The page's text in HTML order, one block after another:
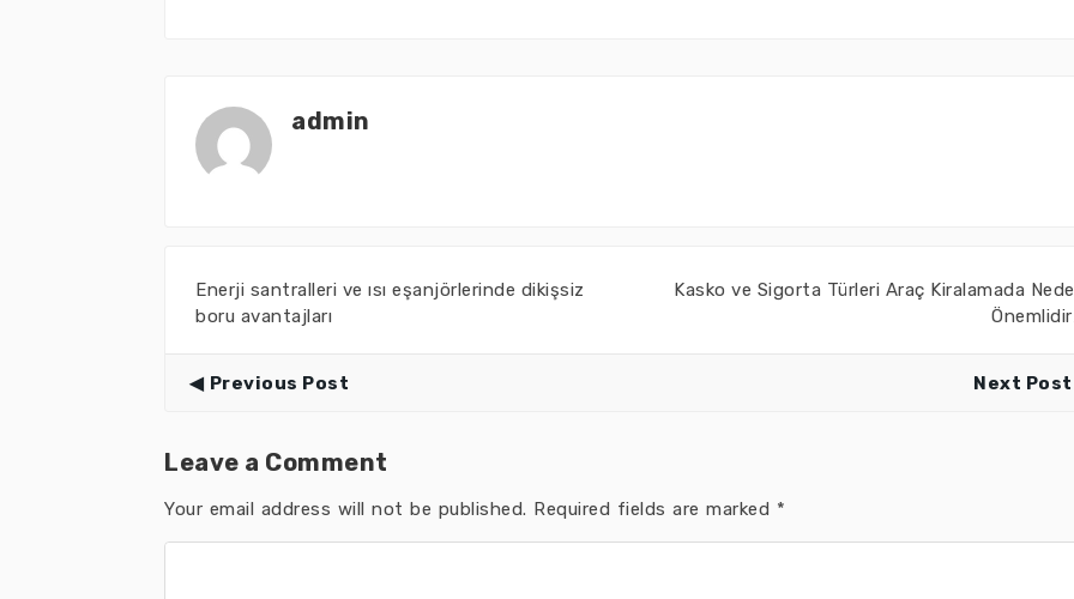
admin
Enerji santralleri ve ısı eşanjörlerinde dikişsiz
boru avantajları
Kasko ve Sigorta Türleri Araç Kiralamada
Previous Post Next Post
Leave a Comment
Your email address will not be published. Required fields are marked *